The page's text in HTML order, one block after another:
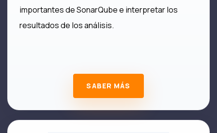
importantes de SonarQube e interpretar los
resultados de los análisis.
SABER MÁS